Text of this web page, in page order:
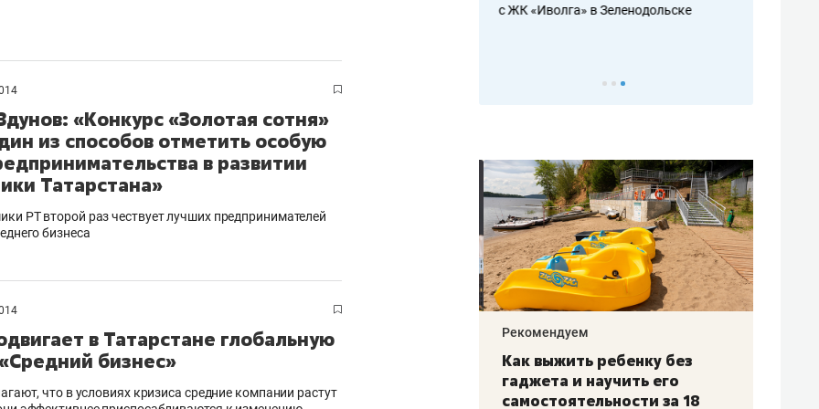
«Конкурс «Золотая сотня»
из способов отметить особую
в развитии
Татарстана»
РТ второй раз чествует лучших предпринимателей
бизнеса
в Татарстане глобальную
бизнес»
что в условиях кризиса средние компании растут
с ЖК «Иволга» в Зеленодольске
«Фороса»:
не считает
Рекомендуем
с мебелью за 2 миллиона –
Рекомендуем
Как выжить ребенку без
гаджета и научить его
самостоятельности за 18